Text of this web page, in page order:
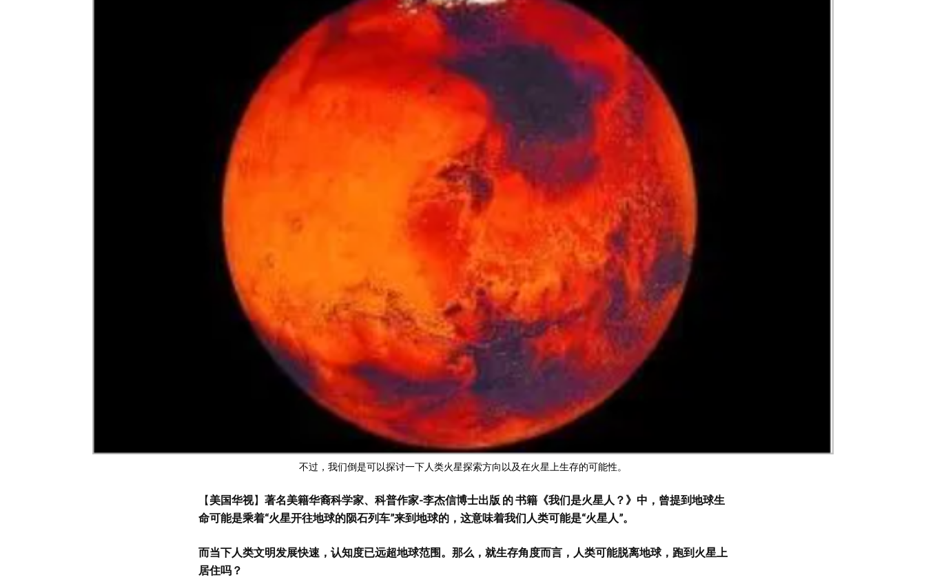
不过，我们倒是可以探讨一下人类火星探索方向以及在火星上生存的可能性。
【美国华视】 著名美籍华裔科学家、科普作家-李杰信博士出版 的书籍《我们是火星人？》中，曾提到地球生
命可能是乘着“火星开往地球的陨石列车”来到地球的，这意味着我们人类可能是“火星人”。
而当下人类文明发展快速，认知度已远超地球范围。那么，就生存角度而言，人类可能脱离地球，跑到火星上
居住吗？